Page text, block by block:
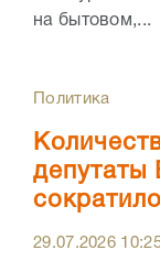
на бытовом,...
Политика
депутаты
29.07.2026